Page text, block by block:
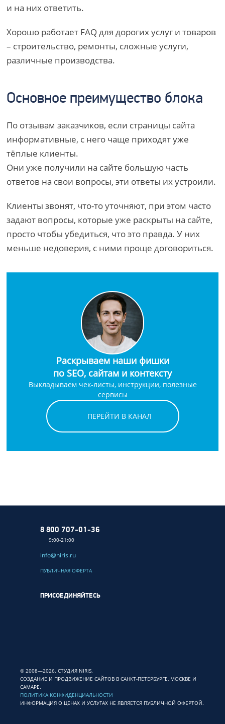
и на них ответить.
Хорошо работает FAQ для дорогих услуг и товаров
– строительство, ремонты, сложные услуги,
различные производства.
Основное преимущество блока
По отзывам заказчиков, если страницы сайта
информативные, с него чаще приходят уже
тёплые клиенты.
Они уже получили на сайте большую часть
ответов на свои вопросы, эти ответы их устроили.
Клиенты звонят, что-то уточняют, при этом часто
задают вопросы, которые уже раскрыты на сайте,
просто чтобы убедиться, что это правда. У них
меньше недоверия, с ними проще договориться.
Раскрываем наши фишки
по SEO, сайтам и контексту
Выкладываем чек-листы, инструкции, полезные
сервисы
ПЕРЕЙТИ В КАНАЛ
8 800 707-01-36
9:00-21:00
info@niris.ru
ПУБЛИЧНАЯ ОФЕРТА
© 2008—2026. СТУДИЯ NIRIS.
СОЗДАНИЕ И ПРОДВИЖЕНИЕ САЙТОВ В САНКТ-ПЕТЕРБУРГЕ, МОСКВЕ И
САМАРЕ.
ПОЛИТИКА КОНФИДЕНЦИАЛЬНОСТИ
ИНФОРМАЦИЯ О ЦЕНАХ И УСЛУГАХ НЕ ЯВЛЯЕТСЯ ПУБЛИЧНОЙ ОФЕРТОЙ.
ПРИСОЕДИНЯЙТЕСЬ